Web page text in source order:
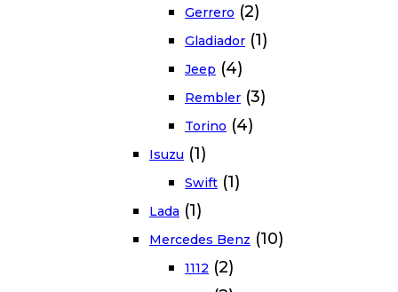
Gerrero (2)
Gladiador (1)
Jeep (4)
Rembler (3)
Torino (4)
Isuzu (1)
Swift (1)
Lada (1)
Mercedes Benz (10)
1112 (2)